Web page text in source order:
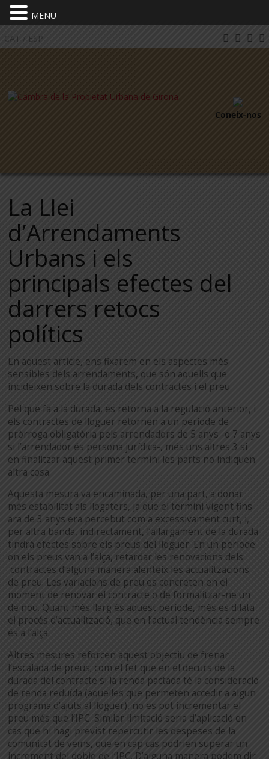
CAT / ESP
Coneix-nos
La Llei
d’Arrendaments
Urbans i els
principals efectes del
darrers retocs
polítics
En aquest article, ens fixarem en els aspectes més
sensibles dels arrendaments, que són aquells que
incideixen sobre la durada dels contractes i el preu.
Pel que fa a la durada, es retorna a la regulació anterior, i
els contractes de lloguer retornen a un període de
pròrroga obligatòria pels arrendadors de 5 anys -o 7 anys
si l’arrendador és persona jurídica-, més uns altres 3 si
en finalitzar aquest primer termini les parts no indiquen
altra cosa.
Aquesta mesura va encaminada, per una part, a donar
més estabilitat als llogaters, ja que el termini vigent fins
ara de 3 anys era percebut com a excessivament curt, i,
per altra banda, indirectament, l’allargament de la durada
tindrà efectes sobre els preus del lloguer. En un període
on els preus van a l’alça, retardar les renovacions dels
contractes d’alguna manera alenteix les actualitzacions
de preu. Les variacions de preu es concreten en el
moment de renovar el contracte o de formalitzar-ne un
de nou. Quant més llarg és aquest període, més es dilata
el procés d’actualització, que en l’actual tendència sempre
és a l’alça.
Altres mesures reforcen aquest objectiu de frenar
l’escalada de preus; com el fet que en el decurs de la
durada del contracte si la renda pactada té la consideració
de renda reduïda (aquelles que permeten accedir a algun
programa d’ajuts al lloguer), no es pot incrementar el
preu més que l’IPC. Similar limitació seria d’aplicació en
cas que hi hagi previst repercutir les despeses de la
comunitat de veïns, que en cap cas podrien superar un
increment del doble de l’IPC. D’alguna manera podem dir
MENU